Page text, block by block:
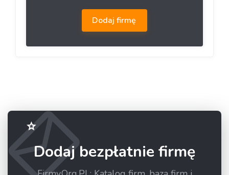
Dodaj firmę
Dodaj bezpłatnie firmę